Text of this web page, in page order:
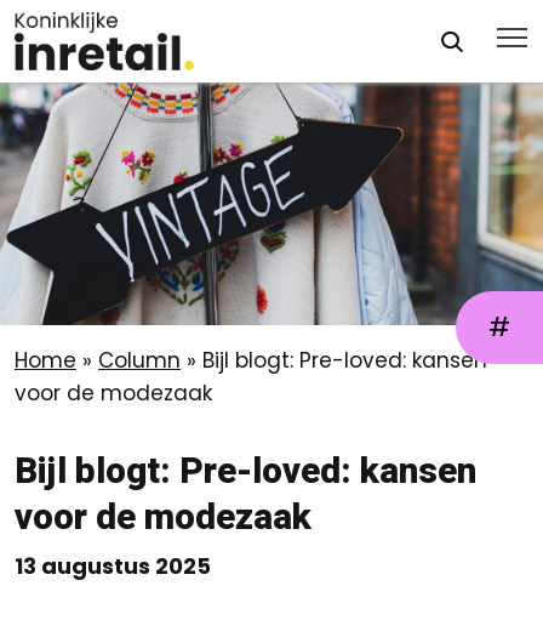
Home » Column » Bijl blogt: Pre-loved: kansen
voor de modezaak
Bijl blogt: Pre-loved: kansen
voor de modezaak
13 augustus 2025
#